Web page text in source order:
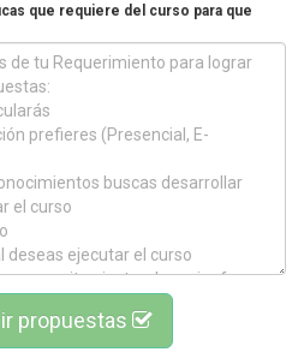
que requiere del curso para que
propuestas